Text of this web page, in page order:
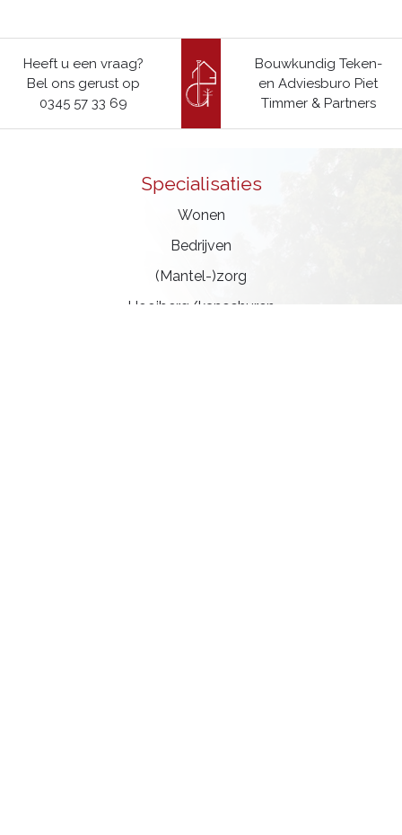
Heeft u een vraag?
Bel ons gerust op
0345 57 33 69
Bouwkundig Teken-
en Adviesburo Piet
Timmer & Partners
Specialisaties
Wonen
Bedrijven
(Mantel-)zorg
Hooiberg/kapschuren